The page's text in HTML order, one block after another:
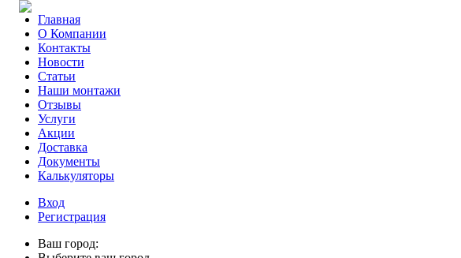
Главная
О Компании
Контакты
Новости
Статьи
Наши монтажи
Отзывы
Услуги
Акции
Доставка
Документы
Калькуляторы
Вход
Регистрация
Ваш город: